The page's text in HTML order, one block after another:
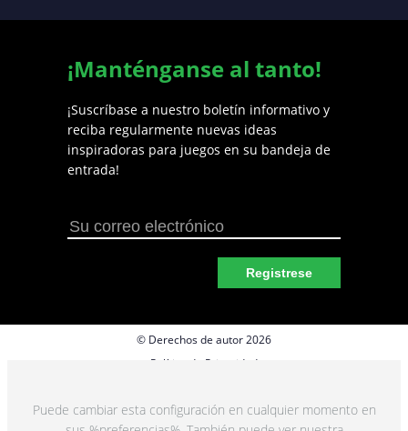
¡Manténganse al tanto!
¡Suscríbase a nuestro boletín informativo y
reciba regularmente nuevas ideas
inspiradoras para juegos en su bandeja de
entrada!
Registrese
© Derechos de autor 2026
Política de Privacidad
Términos y Condiciones
Puede cambiar esta configuración en cualquier momento en